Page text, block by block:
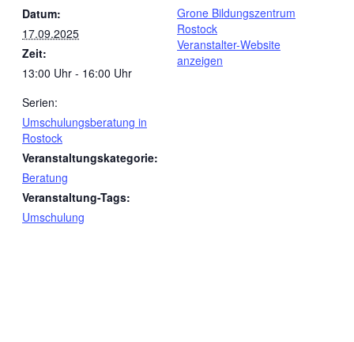
Datum:
17.09.2025
Zeit:
13:00 Uhr - 16:00 Uhr
Serien:
Umschulungsberatung in
Rostock
Veranstaltungskategorie:
Beratung
Veranstaltung-Tags:
Umschulung
Grone Bildungszentrum
Rostock
Veranstalter-Website
anzeigen